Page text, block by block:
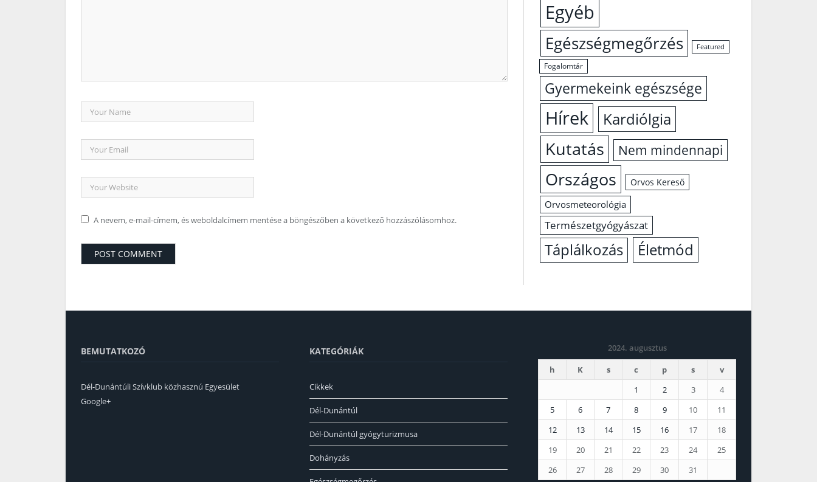
A nevem, e-mail-címem, és weboldalcímem mentése a böngészőben a következő hozzászólásomhoz.
Egyéb
Egészségmegőrzés Featured
Fogalomtár
Gyermekeink egészsége
Hírek Kardiólgia
Kutatás Nem mindennapi
Országos Orvos Kereső
Orvosmeteorológia
Természetgyógyászat
Táplálkozás Életmód
BEMUTATKOZÓ
Dél-Dunántúli Szívklub közhasznú Egyesület
Google+
KATEGÓRIÁK
Cikkek
Dél-Dunántúl
Dél-Dunántúl gyógyturizmusa
Dohányzás
2024. augusztus
h
K s c p s
v
1
2 3
4
5
6 7 8 9 10
11
12
13 14 15 16 17
18
19
20 21 22 23 24
25
26
27 28 29 30
31